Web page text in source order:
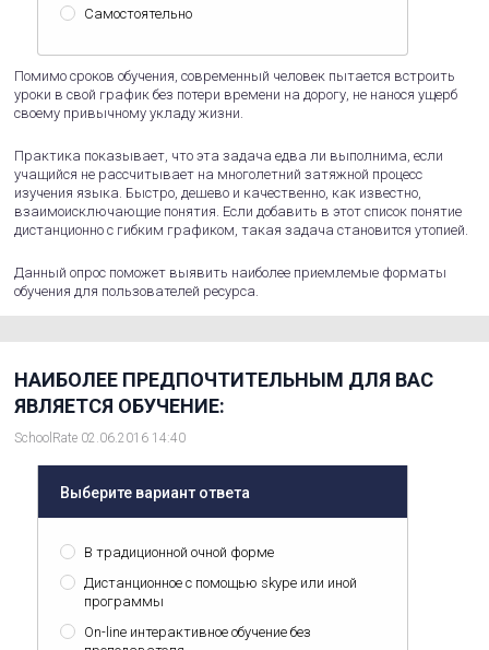
Самостоятельно
Помимо сроков обучения, современный человек пытается встроить
уроки в свой график без потери времени на дорогу, не нанося ущерб
своему привычному укладу жизни.
Практика показывает, что эта задача едва ли выполнима, если
учащийся не рассчитывает на многолетний затяжной процесс
изучения языка. Быстро, дешево и качественно, как известно,
взаимоисключающие понятия. Если добавить в этот список понятие
дистанционно с гибким графиком, такая задача становится утопией.
Данный опрос поможет выявить наиболее приемлемые форматы
обучения для пользователей ресурса.
НАИБОЛЕЕ ПРЕДПОЧТИТЕЛЬНЫМ ДЛЯ ВАС
ЯВЛЯЕТСЯ ОБУЧЕНИЕ:
SchoolRate 02.06.2016 14:40
Выберите вариант ответа
В традиционной очной форме
Дистанционное с помощью skype или иной
программы
On-line интерактивное обучение без